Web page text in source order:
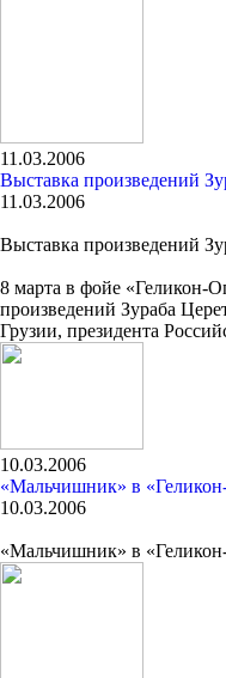
11.03.2006
Выставка произведений
11.03.2006
Выставка произведений
8 марта в фойе «Геликон-
произведений Зураба
Грузии, президента
10.03.2006
«Мальчишник» в
10.03.2006
«Мальчишник» в